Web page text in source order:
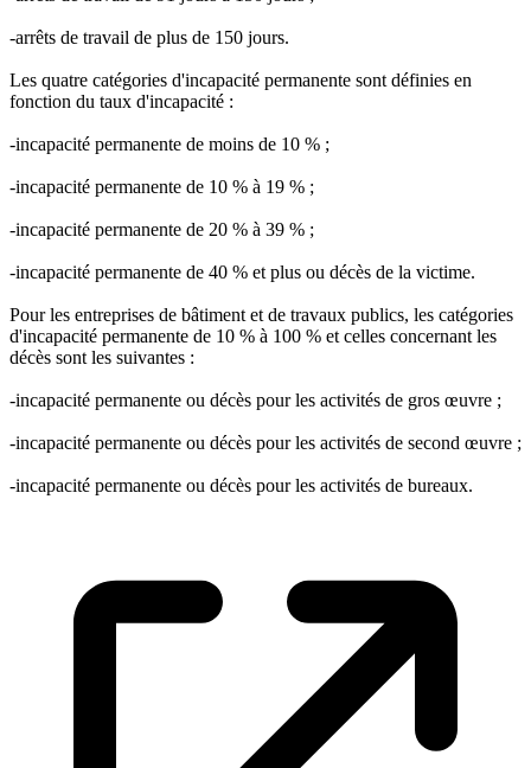
-arrêts de travail de plus de 150 jours.
Les quatre catégories d'incapacité permanente sont définies en
fonction du taux d'incapacité :
-incapacité permanente de moins de 10 % ;
-incapacité permanente de 10 % à 19 % ;
-incapacité permanente de 20 % à 39 % ;
-incapacité permanente de 40 % et plus ou décès de la victime.
Pour les entreprises de bâtiment et de travaux publics, les catégories
d'incapacité permanente de 10 % à 100 % et celles concernant les
décès sont les suivantes :
-incapacité permanente ou décès pour les activités de gros œuvre ;
-incapacité permanente ou décès pour les activités de second œuvre ;
-incapacité permanente ou décès pour les activités de bureaux.